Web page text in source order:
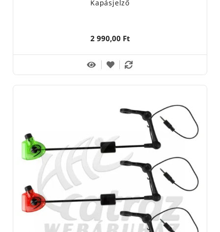
Kapásjelző
2 990,00 Ft